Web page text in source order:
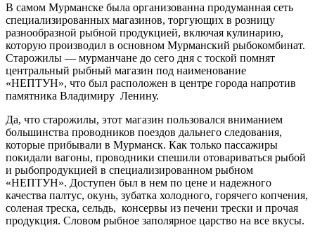
В самом Мурманске была организованна продуманная сеть
специализированных магазинов, торгующих в розницу
разнообразной рыбной продукцией, включая кулинарию,
которую производил в основном Мурманский рыбокомбинат.
Старожилы — мурманчане до сего дня с тоской помнят
центральный рыбный магазин под наименование
«НЕПТУН», что был расположен в центре города напротив
памятника Владимиру Ленину.
Да, что старожилы, этот магазин пользовался вниманием
большинства проводников поездов дальнего следования,
которые прибывали в Мурманск. Как только пассажиры
покидали вагоны, проводники спешили отовариваться рыбой
и рыбопродукцией в специализированном рыбном
«НЕПТУН». Доступен был в нем по цене и надежного
качества палтус, окунь, зубатка холодного, горячего копчения,
соленая треска, сельдь, консервы из печени трески и прочая
продукция. Словом рыбное заполярное царство на все вкусы.